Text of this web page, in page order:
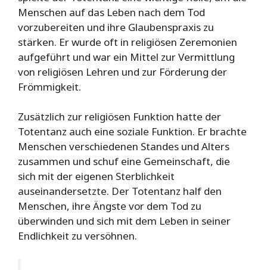
Menschen auf das Leben nach dem Tod
vorzubereiten und ihre Glaubenspraxis zu
stärken. Er wurde oft in religiösen Zeremonien
aufgeführt und war ein Mittel zur Vermittlung
von religiösen Lehren und zur Förderung der
Frömmigkeit.
Zusätzlich zur religiösen Funktion hatte der
Totentanz auch eine soziale Funktion. Er brachte
Menschen verschiedenen Standes und Alters
zusammen und schuf eine Gemeinschaft, die
sich mit der eigenen Sterblichkeit
auseinandersetzte. Der Totentanz half den
Menschen, ihre Ängste vor dem Tod zu
überwinden und sich mit dem Leben in seiner
Endlichkeit zu versöhnen.